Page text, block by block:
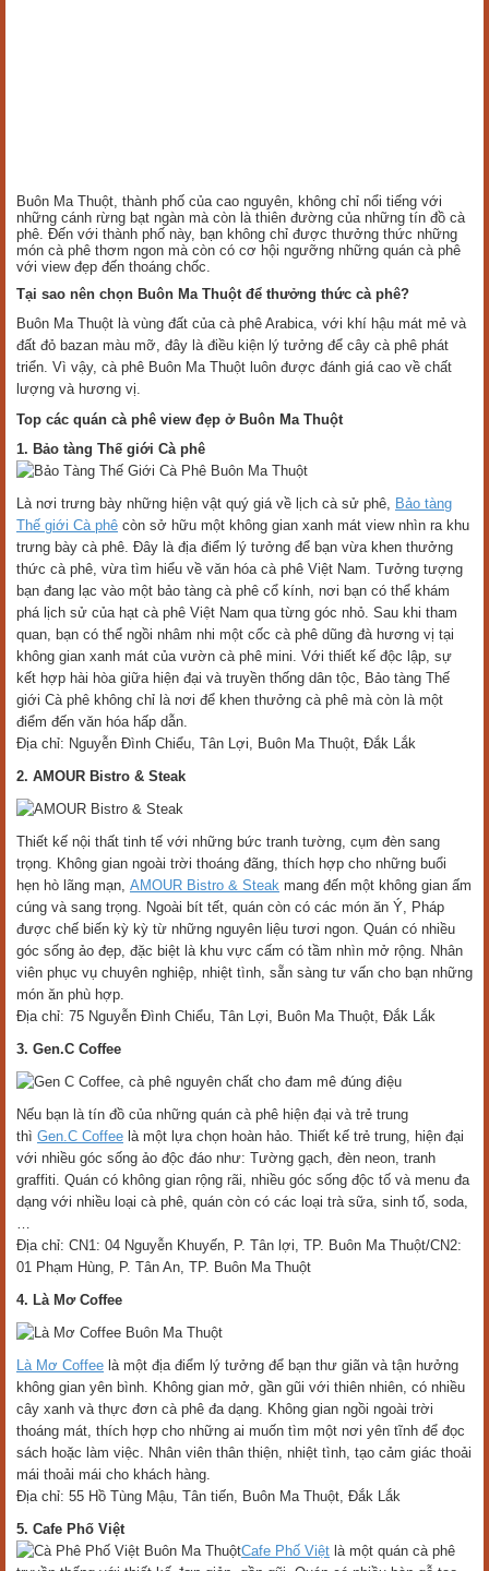
Buôn Ma Thuột, thành phố của cao nguyên, không chỉ nổi tiếng với
những cánh rừng bạt ngàn mà còn là thiên đường của những tín đồ cà
phê. Đến với thành phố này, bạn không chỉ được thưởng thức những
món cà phê thơm ngon mà còn có cơ hội ngưỡng những quán cà phê
với view đẹp đến thoáng chốc.
Tại sao nên chọn Buôn Ma Thuột để thưởng thức cà phê?
Buôn Ma Thuột là vùng đất của cà phê Arabica, với khí hậu mát mẻ và
đất đỏ bazan màu mỡ, đây là điều kiện lý tưởng để cây cà phê phát
triển. Vì vậy, cà phê Buôn Ma Thuột luôn được đánh giá cao về chất
lượng và hương vị.
Top các quán cà phê view đẹp ở Buôn Ma Thuột
1. Bảo tàng Thế giới Cà phê
Là nơi trưng bày những hiện vật quý giá về lịch cà sử phê, Bảo tàng
Thế giới Cà phê còn sở hữu một không gian xanh mát view nhìn ra khu
trưng bày cà phê. Đây là địa điểm lý tưởng để bạn vừa khen thưởng
thức cà phê, vừa tìm hiểu về văn hóa cà phê Việt Nam. Tưởng tượng
bạn đang lạc vào một bảo tàng cà phê cổ kính, nơi bạn có thể khám
phá lịch sử của hạt cà phê Việt Nam qua từng góc nhỏ. Sau khi tham
quan, bạn có thể ngồi nhâm nhi một cốc cà phê dũng đà hương vị tại
không gian xanh mát của vườn cà phê mini. Với thiết kế độc lập, sự
kết hợp hài hòa giữa hiện đại và truyền thống dân tộc, Bảo tàng Thế
giới Cà phê không chỉ là nơi để khen thưởng cà phê mà còn là một
điểm đến văn hóa hấp dẫn.
Địa chỉ: Nguyễn Đình Chiểu, Tân Lợi, Buôn Ma Thuột, Đắk Lắk
2. AMOUR Bistro & Steak
Thiết kế nội thất tinh tế với những bức tranh tường, cụm đèn sang
trọng. Không gian ngoài trời thoáng đãng, thích hợp cho những buổi
hẹn hò lãng mạn, AMOUR Bistro & Steak mang đến một không gian ấm
cúng và sang trọng. Ngoài bít tết, quán còn có các món ăn Ý, Pháp
được chế biến kỳ kỳ từ những nguyên liệu tươi ngon. Quán có nhiều
góc sống ảo đẹp, đặc biệt là khu vực cấm có tầm nhìn mở rộng. Nhân
viên phục vụ chuyên nghiệp, nhiệt tình, sẵn sàng tư vấn cho bạn những
món ăn phù hợp.
Địa chỉ: 75 Nguyễn Đình Chiểu, Tân Lợi, Buôn Ma Thuột, Đắk Lắk
3. Gen.C Coffee
Nếu bạn là tín đồ của những quán cà phê hiện đại và trẻ trung
thì Gen.C Coffee là một lựa chọn hoàn hảo. Thiết kế trẻ trung, hiện đại
với nhiều góc sống ảo độc đáo như: Tường gạch, đèn neon, tranh
graffiti. Quán có không gian rộng rãi, nhiều góc sống độc tố và menu đa
dạng với nhiều loại cà phê, quán còn có các loại trà sữa, sinh tố, soda,
…
Địa chỉ: CN1: 04 Nguyễn Khuyến, P. Tân lợi, TP. Buôn Ma Thuột/CN2:
01 Phạm Hùng, P. Tân An, TP. Buôn Ma Thuột
4. Là Mơ Coffee
Là Mơ Coffee là một địa điểm lý tưởng để bạn thư giãn và tận hưởng
không gian yên bình. Không gian mở, gần gũi với thiên nhiên, có nhiều
cây xanh và thực đơn cà phê đa dạng. Không gian ngồi ngoài trời
thoáng mát, thích hợp cho những ai muốn tìm một nơi yên tĩnh để đọc
sách hoặc làm việc. Nhân viên thân thiện, nhiệt tình, tạo cảm giác thoải
mái thoải mái cho khách hàng.
Địa chỉ: 55 Hồ Tùng Mậu, Tân tiến, Buôn Ma Thuột, Đắk Lắk
5. Cafe Phố Việt
Cafe Phố Việt là một quán cà phê